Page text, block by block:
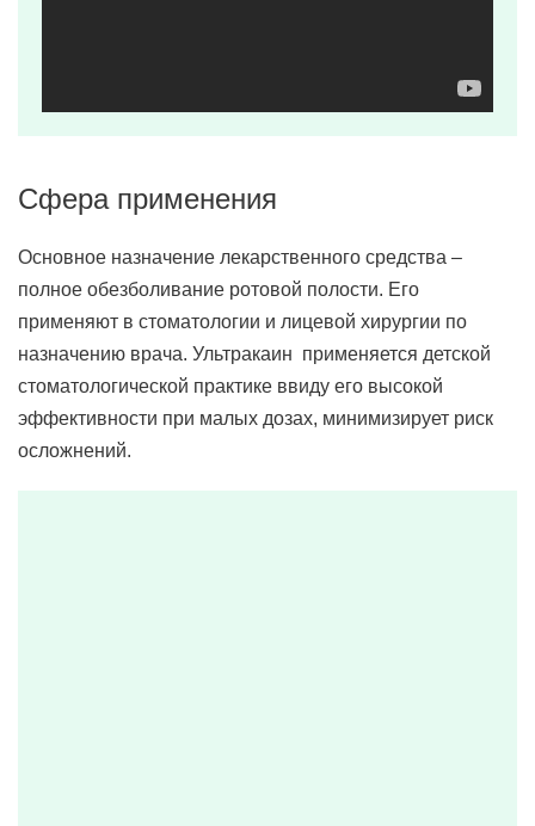
Сфера применения
Основное назначение лекарственного средства –
полное обезболивание ротовой полости. Его
применяют в стоматологии и лицевой хирургии по
назначению врача. Ультракаин применяется детской
стоматологической практике ввиду его высокой
эффективности при малых дозах, минимизирует риск
осложнений.